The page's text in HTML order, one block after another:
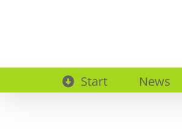
Start News